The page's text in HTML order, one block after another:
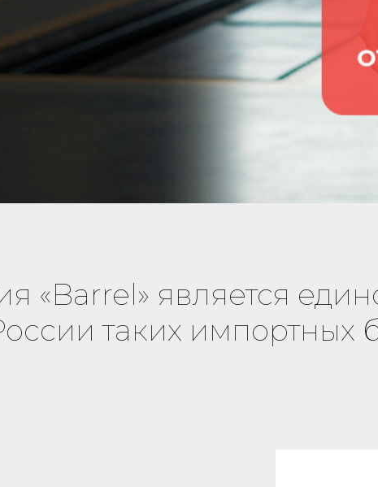
«Barrel» является
таких импортных